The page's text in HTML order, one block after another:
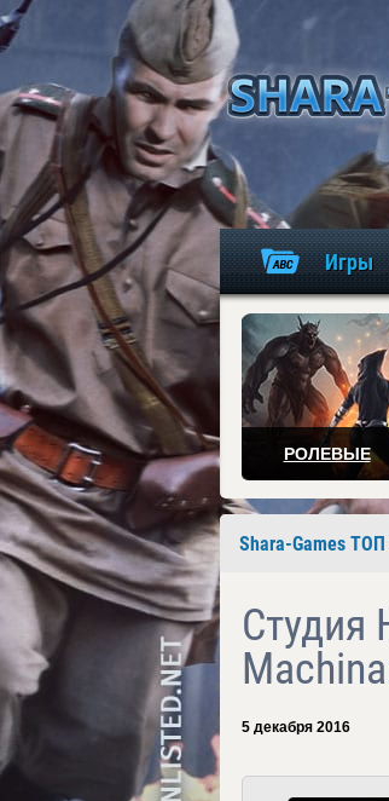
Игры
РОЛЕВЫЕ
Shara-Games
Студия
5 декабря 2016